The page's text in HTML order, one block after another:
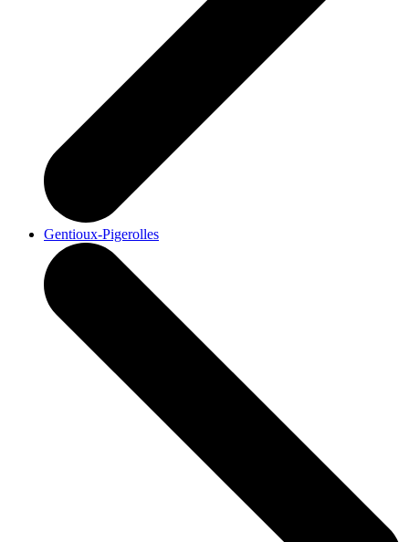
Gentioux-Pigerolles